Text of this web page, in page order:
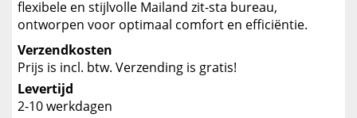
flexibele en stijlvolle Mailand zit-sta bureau,
ontworpen voor optimaal comfort en efficiëntie.
Verzendkosten
Prijs is incl. btw. Verzending is gratis!
Levertijd
2-10 werkdagen